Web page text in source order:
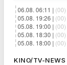
06.08. 06:11 | (00)
05.08. 19:26 | (00)
05.08. 19:00 | (00)
05.08. 18:30 | (00)
05.08. 18:00 | (00)
KINO/TV-NEWS